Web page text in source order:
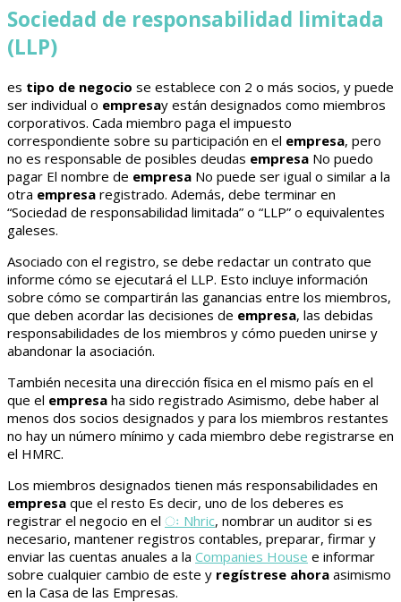
Sociedad de responsabilidad limitada
(LLP)
es tipo de negocio se establece con 2 o más socios, y puede
ser individual o empresay están designados como miembros
corporativos. Cada miembro paga el impuesto
correspondiente sobre su participación en el empresa, pero
no es responsable de posibles deudas empresa No puedo
pagar El nombre de empresa No puede ser igual o similar a la
otra empresa registrado. Además, debe terminar en
“Sociedad de responsabilidad limitada” o “LLP” o equivalentes
galeses.
Asociado con el registro, se debe redactar un contrato que
informe cómo se ejecutará el LLP. Esto incluye información
sobre cómo se compartirán las ganancias entre los miembros,
que deben acordar las decisiones de empresa, las debidas
responsabilidades de los miembros y cómo pueden unirse y
abandonar la asociación.
También necesita una dirección física en el mismo país en el
que el empresa ha sido registrado Asimismo, debe haber al
menos dos socios designados y para los miembros restantes
no hay un número mínimo y cada miembro debe registrarse en
el HMRC.
Los miembros designados tienen más responsabilidades en
empresa que el resto Es decir, uno de los deberes es
registrar el negocio en el ः Nhric, nombrar un auditor si es
necesario, mantener registros contables, preparar, firmar y
enviar las cuentas anuales a la Companies House e informar
sobre cualquier cambio de este y regístrese ahora asimismo
en la Casa de las Empresas.